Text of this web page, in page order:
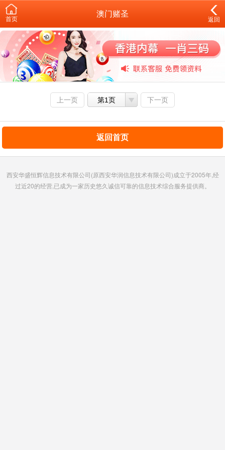
首页
澳门赌圣
返回
上一页 第1页 下一页
返回首页
西安华盛恒辉信息技术有限公司(原西安华润信息技术有限公司)成立于2005年,经
过近20的经营,已成为一家历史悠久诚信可靠的信息技术综合服务提供商。